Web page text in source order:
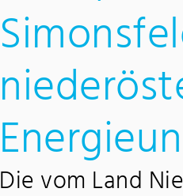
Die vom Land